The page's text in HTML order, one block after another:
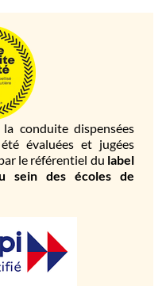
conduite dispensées
évaluées et jugées
le référentiel du label
sein des écoles de